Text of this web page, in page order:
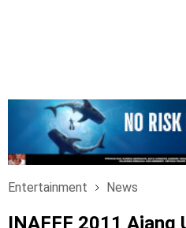
Entertainment News
INAFFF 2011 Ajang